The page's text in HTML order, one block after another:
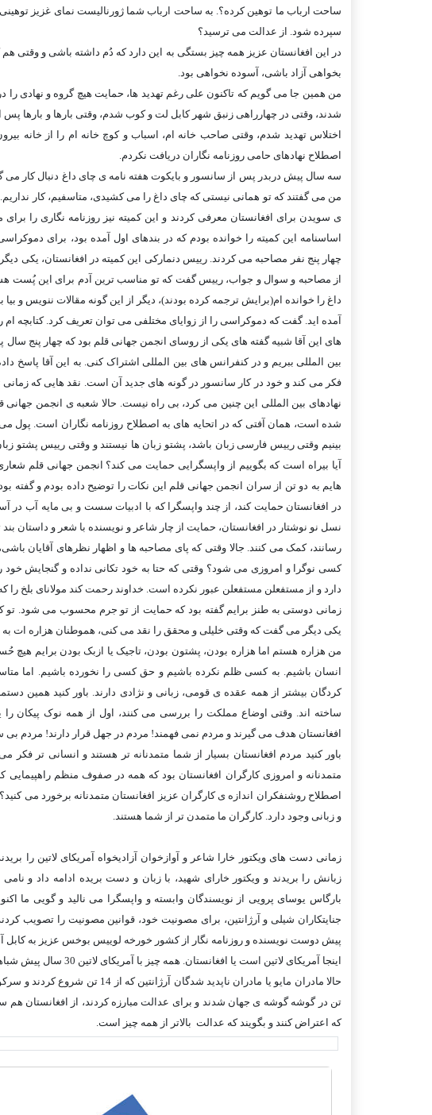
ساحت ارباب ما توهين کرده؟. به ساحت ارباب شما ژورناليست نمای غزيز
سپرده شود. از عدالت می ترسيد؟
در اين افغانستان عزيز همه چيز بستگی به اين دارد که دُم داشته باشی و
بخواهی آزاد باشی، آسوده نخواهی بود.
من همين جا می گويم که تاکنون علی رغم تهديد ها، حمايت هيچ گروه و نهادی را
شدند، وقتی در چهارراهی زنبق شهر کابل لت و کوب شدم، وقتی بارها و بارها پس
اختلاس تهديد شدم، وقتی صاحب خانه ام، اسباب و کوچ خانه ام را از خانه
اصطلاح نهادهای حامی روزنامه نگاران دريافت نکردم.
سه سال پيش دربدر پس از سانسور و بايکوت هفته نامه ی چای داغ دنبال کار می
من می گفتند که تو همانی نيستی که چای داغ را می کشيدی، متاسفيم، کار
ی سويدن برای افغانستان معرفی کردند و اين کميته نيز روزنامه نگاری را
اساسنامه اين کميته را خوانده بودم که در بندهای اول آمده بود، برای
چهار پنج نفر مصاحبه می کردند. رييس دنمارکی اين کميته در افغانستان، يکی
از مصاحبه و سوال و جواب، رييس گفت که تو مناسب ترين آدم برای اين پُست
داغ را خوانده ام(برايش ترجمه کرده بودند)، ديگر از اين گونه مقالات ننويس و
آمده ايد. گفت که دموکراسی را از زوايای مختلفی می توان تعريف کرد. کتابچه
های اين آقا شبيه گفته های يکی از روسای انجمن جهانی قلم بود که چهار پنج
بين المللی ببريم و در کنفرانس های بين المللی اشتراک کنی. به اين آقا پاسخ
فکر می کند و خود در کار سانسور در گونه های جديد آن است. نقد هايی که
نهادهای بين المللی اين چنين می کرد، بی راه نيست. حالا شعبه ی انجمن
شده است، همان آفتی که در اتحايه های به اصطلاح روزنامه نگاران است. پول
بينيم وقتی رييس فارسی زبان باشد، پشتو زبان ها نيستند و وقتی رييس پشتو
آيا بيراه است که بگوييم از واپسگرايی حمايت می کند؟ انجمن جهانی
هايم به دو تن از سران انجمن جهانی قلم اين نکات را توضيح داده بودم و گفته
در افغانستان حمايت کند، از چند واپسگرا که با ادبيات سست و بی مايه آب در
نسل نو نوشتار در افغانستان، حمايت از چار شاعر و نويسنده با شعر و داستان
رسانند، کمک می کنند. جالا وقتی که پای مصاحبه ها و اظهار نظرهای آقايان
کسی نوگرا و امروزی می شود؟ وقتی که حتا به خود تکانی نداده و گنجايش
دارد و از مستفعلن مستفعلن عبور نکرده است. خداوند رحمت کند مولانای بلخ
زمانی دوستی به طنز برايم گفته بود که حمايت از تو جرم محسوب می شود. تو
يکی ديگر می گفت که وقتی خليلی و محقق را نقد می کنی، هموطنان هزاره ات
من هزاره هستم اما هزاره بودن، پشتون بودن، تاجيک يا ازبک بودن برايم
انسان باشيم. به کسی ظلم نکرده باشيم و حق کسی را نخورده باشيم. اما
کردگان بيشتر از همه عقده ی قومی، زبانی و نژادی دارند. باور کنيد همين
ساخته اند. وقتی اوضاع مملکت را بررسی می کنند، اول از همه نوک پيکان
افغانستان هدف می گيرند و مردم نمی فهمند! مردم در جهل قرار دارند! مردم بی
باور کنيد مردم افغانستان بسيار از شما متمدنانه تر هستند و انسانی تر
متمدنانه و امروزی کارگران افغانستان بود که همه در صفوف منظم راهپيمايی
اصطلاح روشنفکران اندازه ی کارگران عزيز افغانستان متمدنانه برخورد می
و زبانی وجود دارد. کارگران ما متمدن تر از شما هستند.
زمانی دست های ويکتور خارا شاعر و آوازخوان آزاديخواه آمريکای لاتين را
زبانش را بريدند و ويکتور خارای شهيد، با زبان و دست بريده ادامه داد و نامی
بارگاس يوسای پرويی از نويسندگان وابسته و واپسگرا می ناليد و گويی ما
جنايتکاران شيلی و آرژانتين، برای مصونيت خود، قوانين مصونيت را تصويب
پيش دوست نويسنده و روزنامه نگار از کشور خورخه لوييس بوخس عزيز به کابل
اينجا آمريکای لاتين است يا افغانستان. همه چيز با آمريکای لاتين 30 سال پيش شباهت دارد.
حالا مادران مايو يا مادران ناپديد
تن در گوشه گوشه ی جهان شدند و برای عدالت مبارزه کردند، از افغانستان هم
که اعتراض کنند و بگويند که عدالت بالاتر از همه چيز است.